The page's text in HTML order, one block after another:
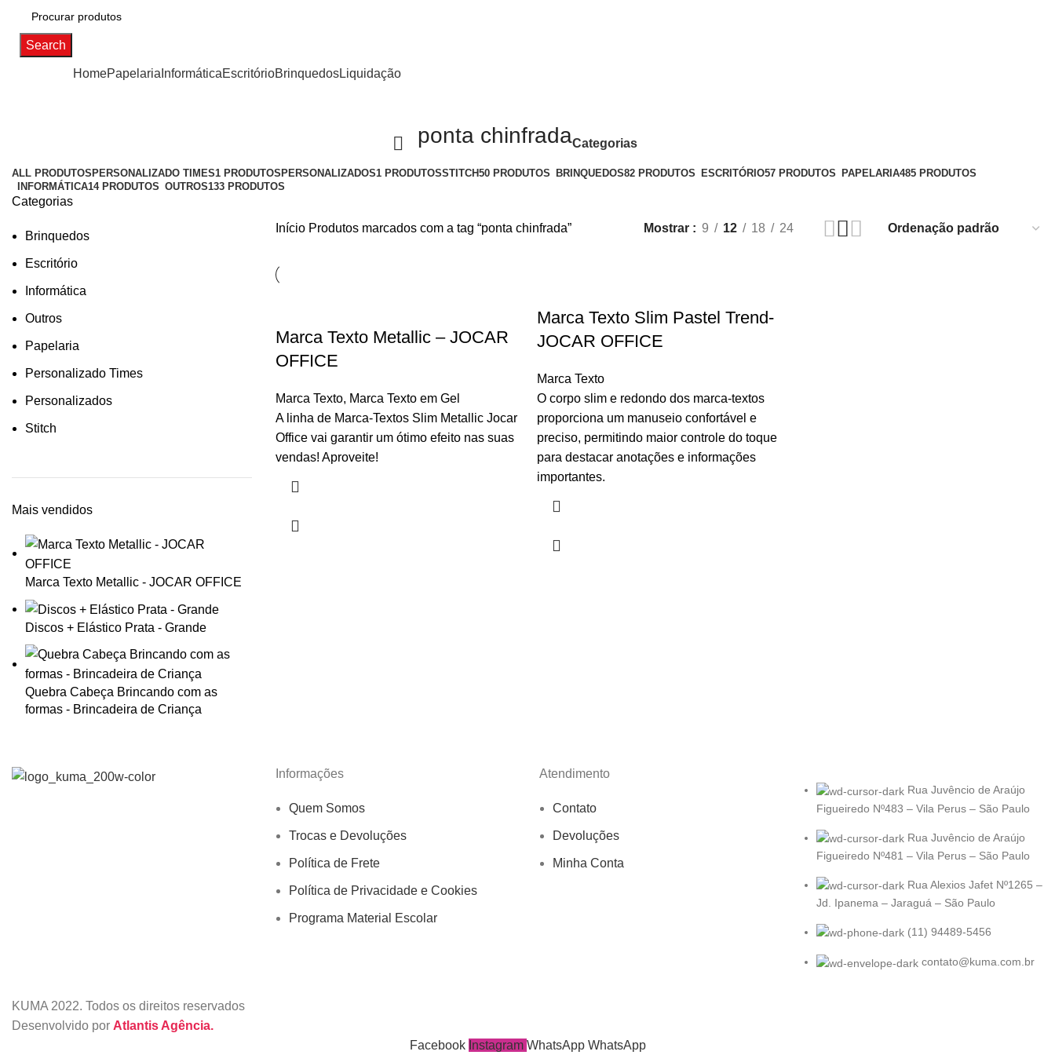
Search
HomePapelaria InformáticaEscritórioBrinquedosLiquidação
ponta chinfradaCategorias
ALL PRODUTOS PERSONALIZADO TIMES1 PRODUTOS PERSONALIZADOS1 PRODUTOSSTITCH50 PRODUTOS BRINQUEDOS82 PRODUTOS ESCRITÓRIO57 PRODUTOS PAPELARIA485 PRODUTOS
INFORMÁTICA14 PRODUTOS OUTROS133 PRODUTOS
Categorias
Brinquedos
Escritório
Informática
Outros
Papelaria
Personalizado Times
Personalizados
Stitch
Mais vendidos
Marca Texto Metallic - JOCAR OFFICE
Discos + Elástico Prata - Grande
Quebra Cabeça Brincando com as
formas - Brincadeira de Criança
Início Produtos marcados com a tag “ponta chinfrada” Mostrar 9 12 18 24
Marca Texto Metallic – JOCAR
OFFICE
Marca Texto, Marca Texto em Gel
A linha de Marca-Textos Slim Metallic Jocar
Office vai garantir um ótimo efeito nas suas
vendas! Aproveite!
Marca Texto Slim Pastel Trend-
JOCAR OFFICE
Marca Texto
O corpo slim e redondo dos marca-textos
proporciona um manuseio confortável e
preciso, permitindo maior controle do toque
para destacar anotações e informações
importantes.
Informações
Quem Somos
Trocas e Devoluções
Política de Frete
Política de Privacidade e Cookies
Programa Material Escolar
Atendimento
Contato
Devoluções
Minha Conta
Rua Juvêncio de Araújo
Figueiredo Nº483 – Vila Perus – São Paulo
Rua Juvêncio de Araújo
Figueiredo Nº481 – Vila Perus – São Paulo
Rua Alexios Jafet Nº1265 –
Jd. Ipanema – Jaraguá – São Paulo
(11) 94489-5456
contato@kuma.com.br
KUMA 2022. Todos os direitos reservados
Desenvolvido por Atlantis Agência.
Facebook Instagram WhatsApp WhatsApp